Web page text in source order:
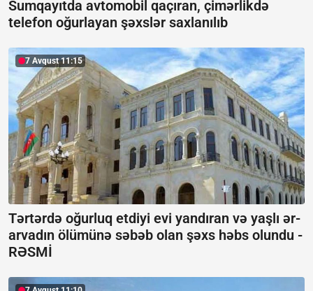
Sumqayıtda avtomobil qaçıran, çimərlikdə
telefon oğurlayan şəxslər saxlanılıb
7 Avqust 11:15
Tərtərdə oğurluq etdiyi evi yandıran və yaşlı ər-
arvadın ölümünə səbəb olan şəxs həbs olundu -
RƏSMİ